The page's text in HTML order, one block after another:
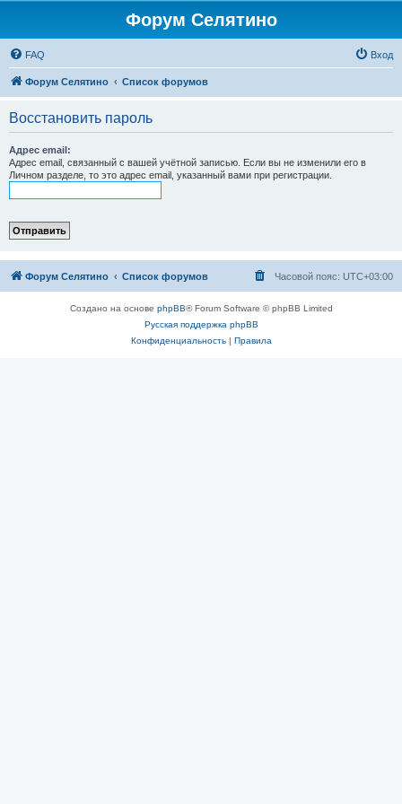
Форум Селятино
FAQ Вход
Форум Селятино Список форумов
Восстановить пароль
Адрес email:
Адрес email, связанный с вашей учётной записью. Если вы не изменили его в
Личном разделе, то это адрес email, указанный вами при регистрации.
Форум Селятино Список форумов Часовой пояс: UTC+03:00
Создано на основе phpBB® Forum Software © phpBB Limited
Русская поддержка phpBB
Конфиденциальность| Правила